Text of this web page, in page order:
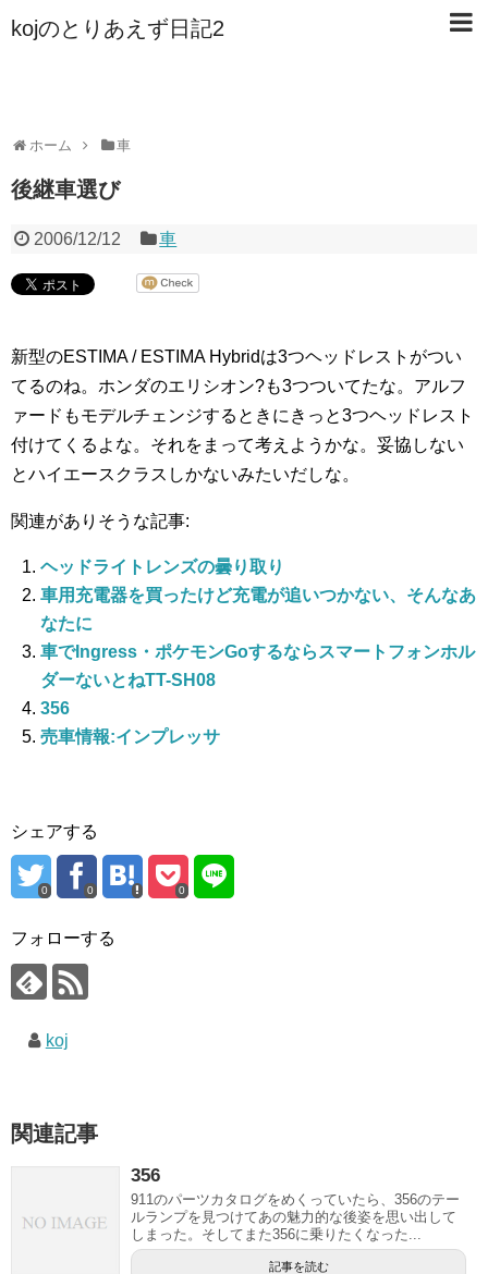
kojのとりあえず日記2
ホーム 車
後継車選び
2006/12/12 車
新型のESTIMA / ESTIMA Hybridは3つヘッドレストがつい
てるのね。ホンダのエリシオン?も3つついてたな。アルフ
ァードもモデルチェンジするときにきっと3つヘッドレスト
付けてくるよな。それをまって考えようかな。妥協しない
とハイエースクラスしかないみたいだしな。
関連がありそうな記事:
ヘッドライトレンズの曇り取り
車用充電器を買ったけど充電が追いつかない、そんなあ
なたに
車でIngress・ポケモンGoするならスマートフォンホル
ダーないとねTT-SH08
356
売車情報:インプレッサ
シェアする
0 0 0
フォローする
koj
関連記事
356
911のパーツカタログをめくっていたら、356のテー
ルランプを見つけてあの魅力的な後姿を思い出して
しまった。そしてまた356に乗りたくなった...
記事を読む